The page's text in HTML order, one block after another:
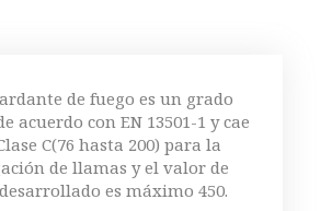
de fuego es un grado
acuerdo con EN 13501-1 y cae
C(76 hasta 200) para la
de llamas y el valor de
es máximo 450.